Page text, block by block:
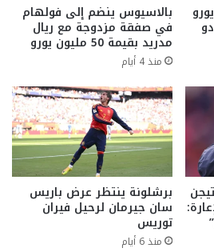
يورو بالاسيوس ينضم إلى فولهام
في صفقة مزدوجة مع ريال
مدريد بقيمة 50 مليون يورو
منذ 4 أيام
برشلونة ينتظر عرض باريس
سان جيرمان لرحيل فيران
توريس
منذ 6 أيام